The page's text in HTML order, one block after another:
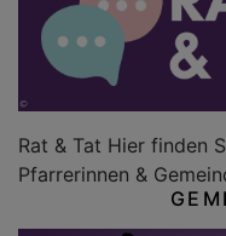
Rat & Tat Hier finden
Pfarrerinnen &